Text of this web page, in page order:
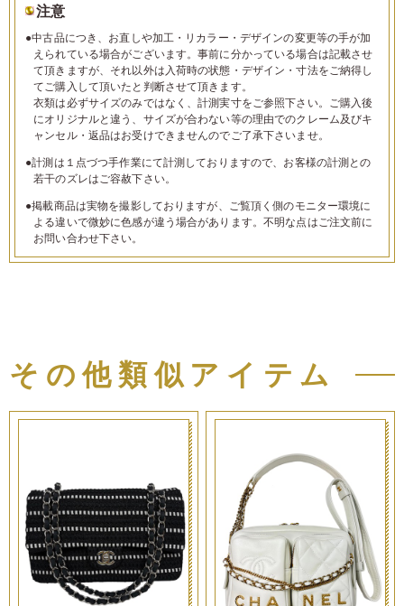
注意
●中古品につき、お直しや加工・リカラー・デザインの変更等の手が加
えられている場合がございます。事前に分かっている場合は記載させ
て頂きますが、それ以外は入荷時の状態・デザイン・寸法をご納得し
てご購入して頂いたと判断させて頂きます。
衣類は必ずサイズのみではなく、計測実寸をご参照下さい。ご購入後
にオリジナルと違う、サイズが合わない等の理由でのクレーム及びキ
ャンセル・返品はお受けできませんのでご了承下さいませ。
●計測は１点づつ手作業にて計測しておりますので、お客様の計測との
若干のズレはご容赦下さい。
●掲載商品は実物を撮影しておりますが、ご覧頂く側のモニター環境に
よる違いで微妙に色感が違う場合があります。不明な点はご注文前に
お問い合わせ下さい。
その他類似アイテム